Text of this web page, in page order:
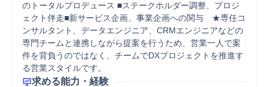
のトータルプロデュース ■ステークホルダー調整、プロジ
ェクト伴走■新サービス企画、事業企画への関与　★専任コ
ンサルタント、データエンジニア、CRMエンジニアなどの
専門チームと連携しながら提案を行うため、営業一人で案
件を背負うのではなく、チームでDXプロジェクトを推進す
る営業スタイルです。
求める能力・経験